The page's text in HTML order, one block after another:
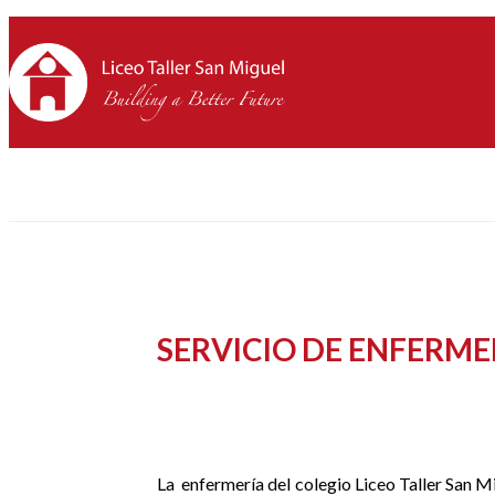
SERVICIO DE
La enfermería del colegio Liceo Taller San